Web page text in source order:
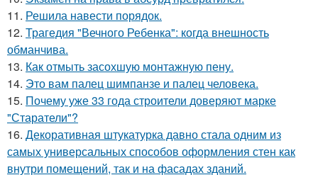
11. Решила навести порядок.
12. Трагедия "Вечного Ребенка": когда внешность
обманчива.
13. Как отмыть засохшую монтажную пену.
14. Это вам палец шимпанзе и палец человека.
15. Почему уже 33 года строители доверяют марке
"Старатели"?
16. Декоративная штукатурка давно стала одним из
самых универсальных способов оформления стен как
внутри помещений, так и на фасадах зданий.